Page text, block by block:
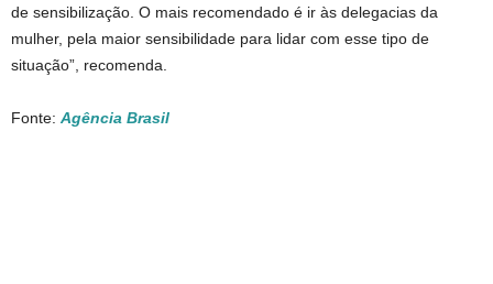
de sensibilização. O mais recomendado é ir às delegacias da
mulher, pela maior sensibilidade para lidar com esse tipo de
situação”, recomenda.
Fonte: Agência Brasil